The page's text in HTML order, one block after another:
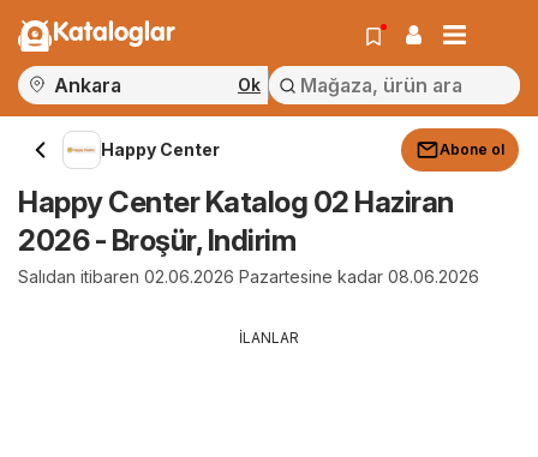
Kataloglar
Ok
Happy Center Abone ol
Happy Center Katalog 02 Haziran
2026 - Broşür, Indirim
Salıdan itibaren 02.06.2026 Pazartesine kadar 08.06.2026
İLANLAR